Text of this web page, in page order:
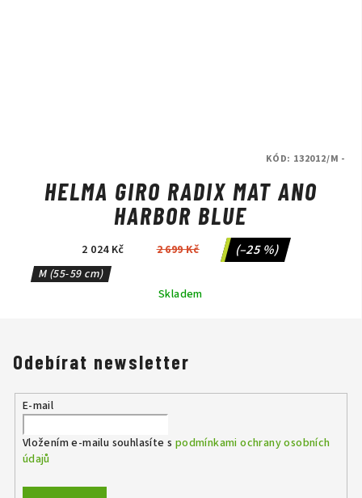
HELMA GIRO RADIX MAT ANO
HARBOR BLUE
2 024 Kč 2 699 Kč (–25 %)
M (55-59 cm)
Skladem
KÓD: 132012/M -
Odebírat newsletter
E-mail
Vložením e-mailu souhlasíte s podmínkami ochrany osobních
údajů